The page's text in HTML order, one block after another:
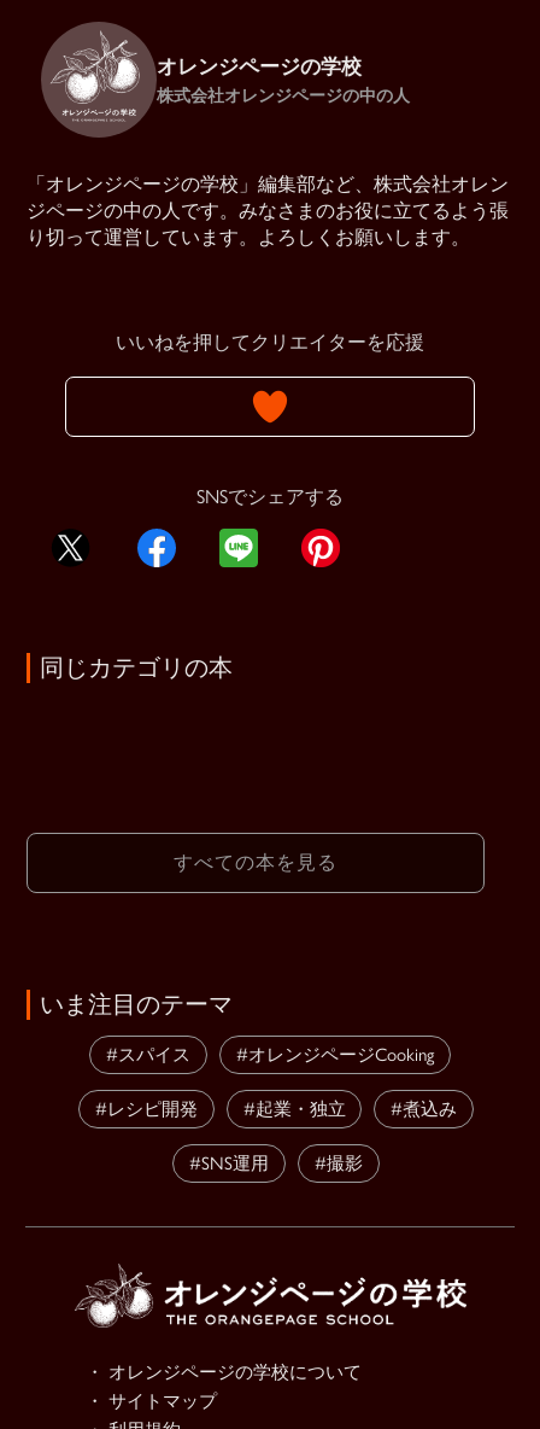
オレンジページの学校
株式会社オレンジページの中の人
「オレンジページの学校」編集部など、株式会社オレン
ジページの中の人です。みなさまのお役に立てるよう張
り切って運営しています。よろしくお願いします。
いいねを押してクリエイターを応援
SNSでシェアする
同じカテゴリの本
すべての本を見る
いま注目のテーマ
#スパイス #オレンジページCooking
#レシピ開発 #起業・独立 #煮込み
#SNS運用 #撮影
・ オレンジページの学校について
・ サイトマップ